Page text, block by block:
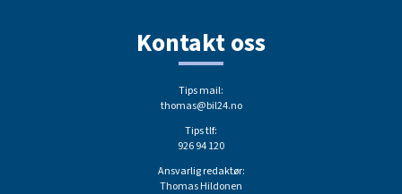
Kontakt oss
Tips mail:
thomas@bil24.no
Tips tlf:
926 94 120
Ansvarlig redaktør:
Thomas Hildonen